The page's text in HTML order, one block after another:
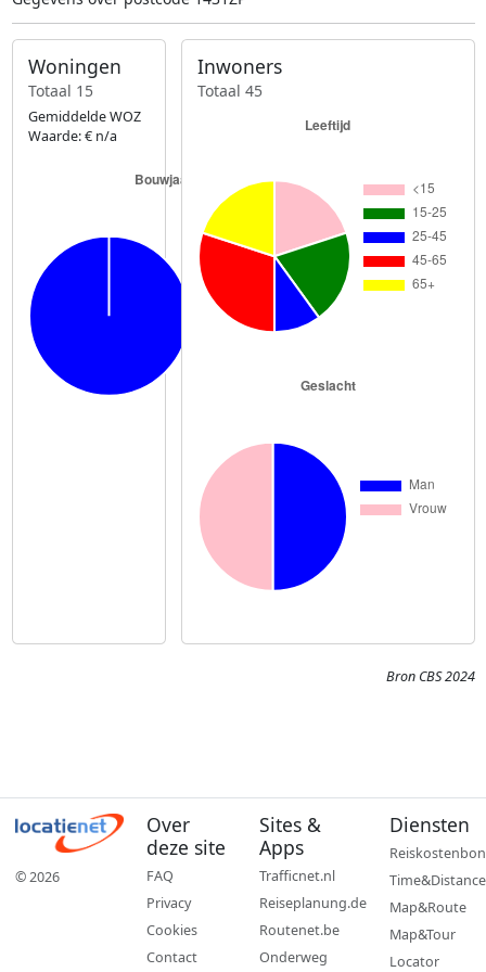
Woningen
Totaal 15
Gemiddelde WOZ
Waarde: € n/a
Inwoners
Totaal 45
Bron CBS 2024
© 2026
Over
deze site
FAQ
Privacy
Cookies
Contact
Sites &
Apps
Trafficnet.nl
Reiseplanung.de
Routenet.be
Onderweg
Diensten
Reiskostenbon
Time&Distance
Map&Route
Map&Tour
Locator